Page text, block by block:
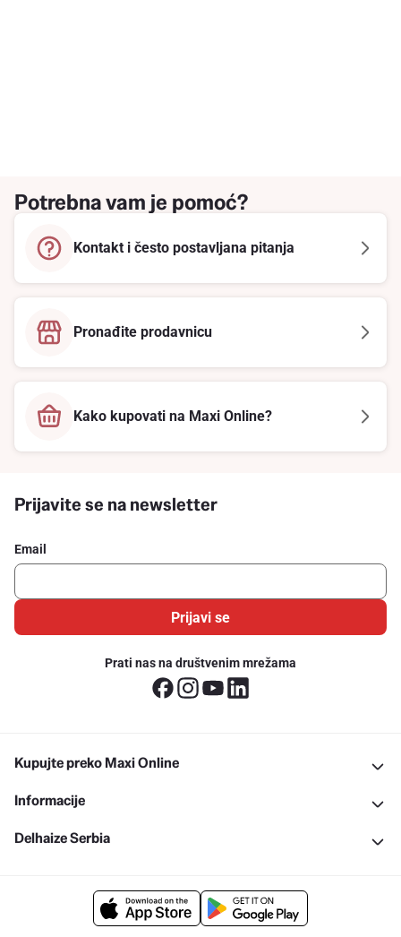
Potrebna vam je pomoć?
Kontakt i često postavljana pitanja
Pronađite prodavnicu
Kako kupovati na Maxi Online?
Prijavite se na newsletter
Email
Prijavi se
Prati nas na društvenim mrežama
Kupujte preko Maxi Online
Informacije
Delhaize Serbia